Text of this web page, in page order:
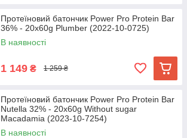
Протеїновий батончик Power Pro Protein Bar
36% - 20x60g Plumber (2022-10-0725)
В наявності
1 149 ₴ 1 259 ₴
Протеїновий батончик Power Pro Protein Bar
Nutella 32% - 20x60g Without sugar
Macadamia (2023-10-7254)
В наявності